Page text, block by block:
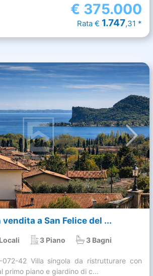
€ 375.000
Rata € 1.747,31 *
a San Felice del ...
3 Piano 3 Bagni
42 Villa singola da ristrutturare con
primo piano e giardino di c...